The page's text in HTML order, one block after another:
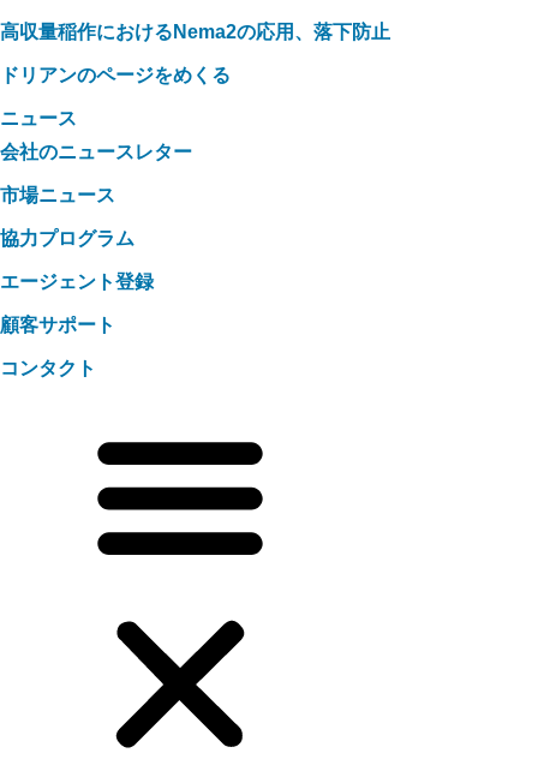
高収量稲作におけるNema2の応用、落下防止
ドリアンのページをめくる
ニュース
会社のニュースレター
市場ニュース
協力プログラム
エージェント登録
顧客サポート
コンタクト